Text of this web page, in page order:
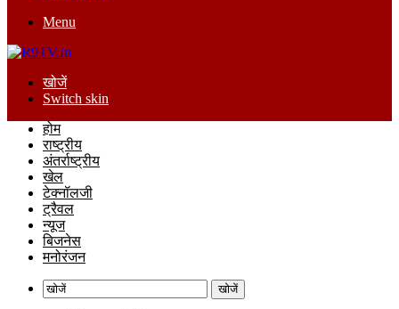
Menu
खोजें
Switch skin
होम
राष्ट्रीय
अंतर्राष्ट्रीय
खेल
टेक्नॉलजी
ट्रैवल
न्यूज
बिजनेस
मनोरंजन
खोजें